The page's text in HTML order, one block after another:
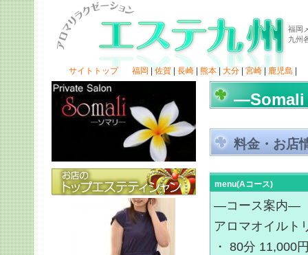
福岡
九州
サイトトップ 福岡 佐賀 長崎 熊本 大分 宮崎 鹿児島
料金・お店
menu(Aコース)
―コース案内―
アロマオイルト
・ 80分 11,000